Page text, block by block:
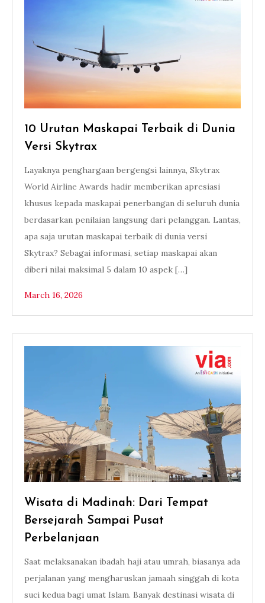
10 Urutan Maskapai Terbaik di Dunia
Versi Skytrax
Layaknya penghargaan bergengsi lainnya, Skytrax
World Airline Awards hadir memberikan apresiasi
khusus kepada maskapai penerbangan di seluruh dunia
berdasarkan penilaian langsung dari pelanggan. Lantas,
apa saja urutan maskapai terbaik di dunia versi
Skytrax? Sebagai informasi, setiap maskapai akan
diberi nilai maksimal 5 dalam 10 aspek […]
March 16, 2026
Wisata di Madinah: Dari Tempat
Bersejarah Sampai Pusat
Perbelanjaan
Saat melaksanakan ibadah haji atau umrah, biasanya ada
perjalanan yang mengharuskan jamaah singgah di kota
suci kedua bagi umat Islam. Banyak destinasi wisata di